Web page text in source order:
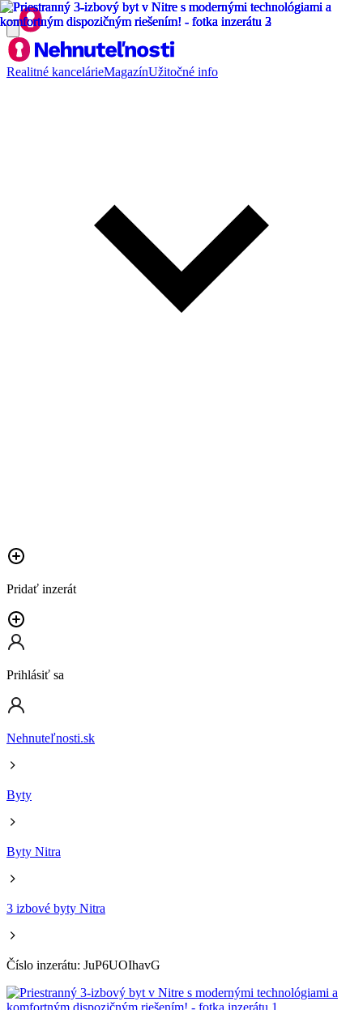
Realitné kancelárieMagazínUžitočné info
Pridať inzerát
Prihlásiť sa
Nehnuteľnosti.sk
Byty
Byty Nitra
3 izbové byty Nitra
Číslo inzerátu: JuP6UOIhavG